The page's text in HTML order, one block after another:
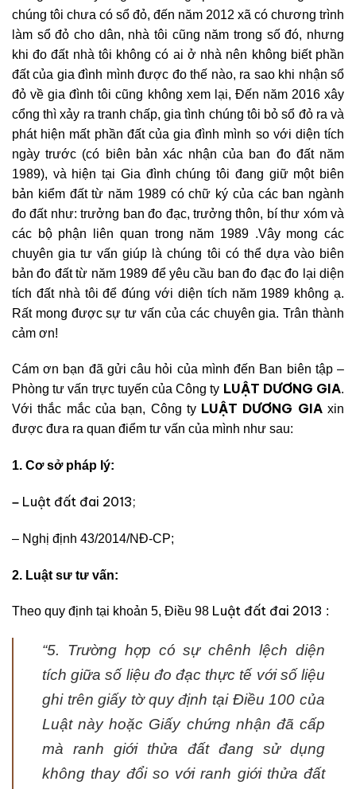
chúng tôi chưa có sổ đỏ, đến năm 2012 xã có chương trình
làm sổ đỏ cho dân, nhà tôi cũng năm trong số đó, nhưng
khi đo đất nhà tôi không có ai ở nhà nên không biết phần
đất của gia đình mình được đo thế nào, ra sao khi nhận sổ
đỏ về gia đình tôi cũng không xem lại, Đến năm 2016 xây
cổng thì xảy ra tranh chấp, gia tình chúng tôi bỏ sổ đỏ ra và
phát hiện mất phần đất của gia đình mình so với diện tích
ngày trước (có biên bản xác nhận của ban đo đất năm
1989), và hiện tại Gia đình chúng tôi đang giữ một biên
bản kiểm đất từ năm 1989 có chữ ký của các ban ngành
đo đất như: trưởng ban đo đạc, trưởng thôn, bí thư xóm và
các bộ phận liên quan trong năm 1989 .Vây mong các
chuyên gia tư vấn giúp là chúng tôi có thể dựa vào biên
bản đo đất từ năm 1989 để yêu cầu ban đo đạc đo lại diện
tích đất nhà tôi để đúng với diện tích năm 1989 không ạ.
Rất mong được sự tư vấn của các chuyên gia. Trân thành
cảm ơn!
Cám ơn bạn đã gửi câu hỏi của mình đến Ban biên tập –
Phòng tư vấn trực tuyến của Công ty LUẬT DƯƠNG GIA.
Với thắc mắc của bạn, Công ty LUẬT DƯƠNG GIAxin
được đưa ra quan điểm tư vấn của mình như sau:
1. Cơ sở pháp lý:
– Luật đất đai 2013;
– Nghị định 43/2014/NĐ-CP;
2. Luật sư tư vấn:
Theo quy định tại khoản 5, Điều 98 Luật đất đai 2013 :
“5. Trường hợp có sự chênh lệch diện
tích giữa số liệu đo đạc thực tế với số liệu
ghi trên giấy tờ quy định tại Điều 100 của
Luật này hoặc Giấy chứng nhận đã cấp
mà ranh giới thửa đất đang sử dụng
không thay đổi so với ranh giới thửa đất